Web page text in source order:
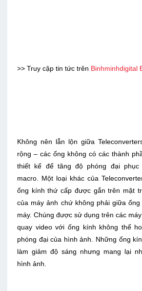
>> Truy cập tin tức trên Binhminhdigital
Không nên lẫn lộn giữa
rộng – các ống không có các thành
thiết kế để tăng độ phóng đại phục
macro. Một loại khác của
ống kính thứ cấp được gắn trên mặt
của máy ảnh chứ không phải giữa
máy. Chúng được sử dụng trên các
quay video với ống kính không thể
phóng đại của hình ảnh. Những ống
làm giảm độ sáng nhưng mang lại
hình ảnh.